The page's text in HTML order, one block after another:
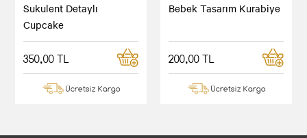
Sukulent Detaylı
Cupcake
350,00 TL
Ücretsiz Kargo
Bebek Tasarım Kurabiye
200,00 TL
Ücretsiz Kargo